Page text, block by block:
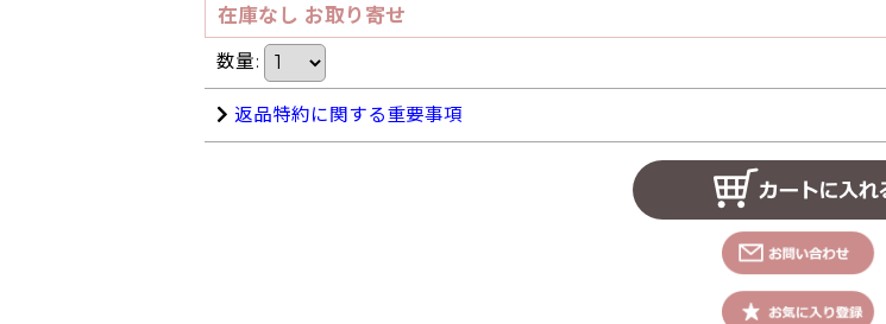
在庫なし お取り寄せ
数量:
返品特約に関する重要事項